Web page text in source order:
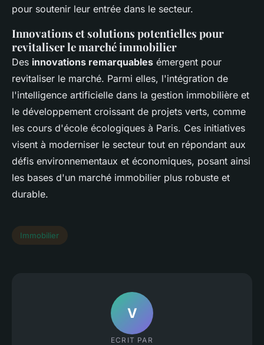
pour soutenir leur entrée dans le secteur.
Innovations et solutions potentielles pour
revitaliser le marché immobilier
Des innovations remarquables émergent pour
revitaliser le marché. Parmi elles, l'intégration de
l'intelligence artificielle dans la gestion immobilière et
le développement croissant de projets verts, comme
les cours d'école écologiques à Paris. Ces initiatives
visent à moderniser le secteur tout en répondant aux
défis environnementaux et économiques, posant ainsi
les bases d'un marché immobilier plus robuste et
durable.
Immobilier
V
ECRIT PAR